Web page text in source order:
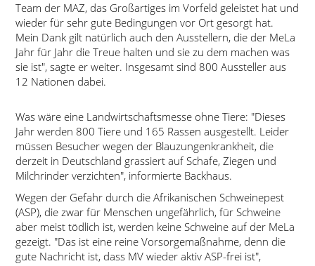
Team der MAZ, das Großartiges im Vorfeld geleistet hat und
wieder für sehr gute Bedingungen vor Ort gesorgt hat.
Mein Dank gilt natürlich auch den Ausstellern, die der MeLa
Jahr für Jahr die Treue halten und sie zu dem machen was
sie ist , sagte er weiter. Insgesamt sind 800 Aussteller aus
12 Nationen dabei.
Was wäre eine Landwirtschaftsmesse ohne Tiere: Dieses
Jahr werden 800 Tiere und 165 Rassen ausgestellt. Leider
müssen Besucher wegen der Blauzungenkrankheit, die
derzeit in Deutschland grassiert auf Schafe, Ziegen und
Milchrinder verzichten , informierte Backhaus.
Wegen der Gefahr durch die Afrikanischen Schweinepest
(ASP), die zwar für Menschen ungefährlich, für Schweine
aber meist tödlich ist, werden keine Schweine auf der MeLa
gezeigt. Das ist eine reine Vorsorgemaßnahme, denn die
gute Nachricht ist, dass MV wieder aktiv ASP-frei ist ,